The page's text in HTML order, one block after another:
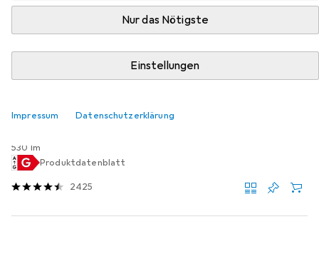
Nur das Nötigste
Einstellungen
Impressum Datenschutzerklärung
Relevanz
Produktliste
EUR
112,99
530 lm
Produktdatenblatt
2425